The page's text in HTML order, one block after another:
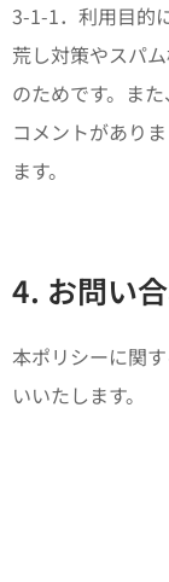
3-1-1．利用目的
荒し対策やスパ
のためです。ま
コメントがあり
ます。
4. お問い
本ポリシーに関
いいたします。